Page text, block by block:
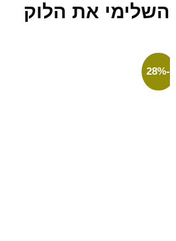
את הלוק